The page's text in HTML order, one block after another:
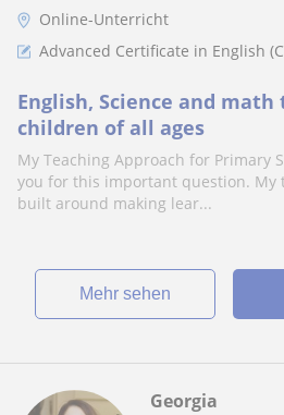
Online-Unterricht
Advanced Certificate in English
English, Science and
children of all ages
My Teaching Approach for Primary
you for this important question. My
built around making lear...
Mehr sehen
Georgia